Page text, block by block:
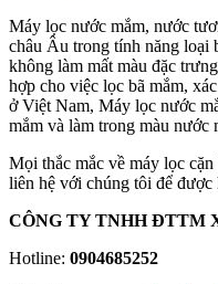
Máy lọc nước mắm, nước
châu Âu trong tính năng loại
không làm mất màu đặc
hợp cho việc lọc bã mắm,
ở Việt Nam, Máy lọc nước
mắm và làm trong màu nước
Mọi thắc mắc về máy lọc
liên hệ với chúng tôi để được
CÔNG TY TNHH ĐTTM
Hotline: 0904685252